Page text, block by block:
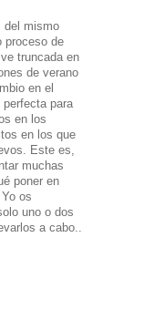
del mismo
proceso de
truncada en
de verano
en el
para
en los
en los que
Este es,
muchas
poner en
os
uno o dos
a cabo..